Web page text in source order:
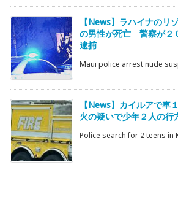
【News】ラハイナのリ
の男性が死亡 警察が２
逮捕
Maui police arrest nude
【News】カイルアで
火の疑いで少年２人の行
Police search for 2 teens in